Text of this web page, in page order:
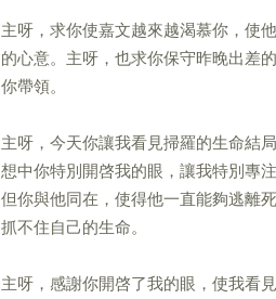
主呀，求你使嘉文越來越渴慕你，使
的心意。主呀，也求你保守昨晚出差
你帶領。
主呀，今天你讓我看見掃羅的生命結
想中你特別開啓我的眼，讓我特別專
但你與他同在，使得他一直能夠逃離
抓不住自己的生命。
主呀，感謝你開啓了我的眼，使我看